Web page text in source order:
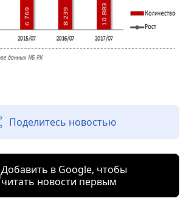
Поделитесь новостью
Добавить в Google, чтобы
читать новости первым